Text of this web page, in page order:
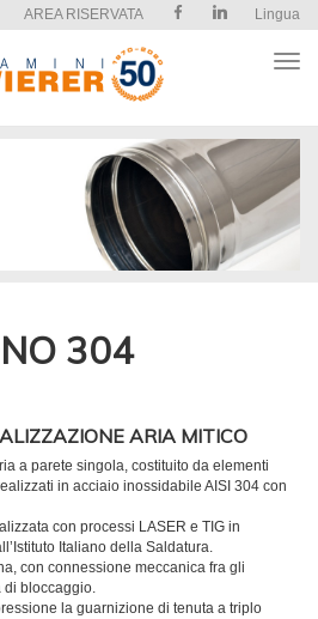
AREA RISERVATA Lingua
Apri
304
ARIA MITICO
a parete singola, costituito da elementi
in acciaio inossidabile AISI 304 con
con processi LASER e TIG in
Italiano della Saldatura.
con connessione meccanica fra gli
di bloccaggio.
la guarnizione di tenuta a triplo